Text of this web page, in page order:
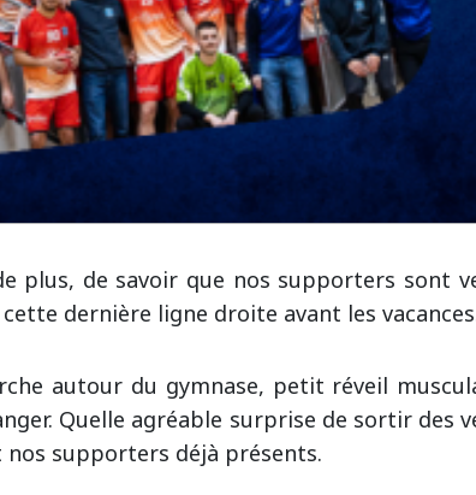
plus, de savoir que nos supporters sont
dernière ligne droite avant les
autour du gymnase, petit réveil
Quelle agréable surprise de sortir des
nos supporters déjà présents.